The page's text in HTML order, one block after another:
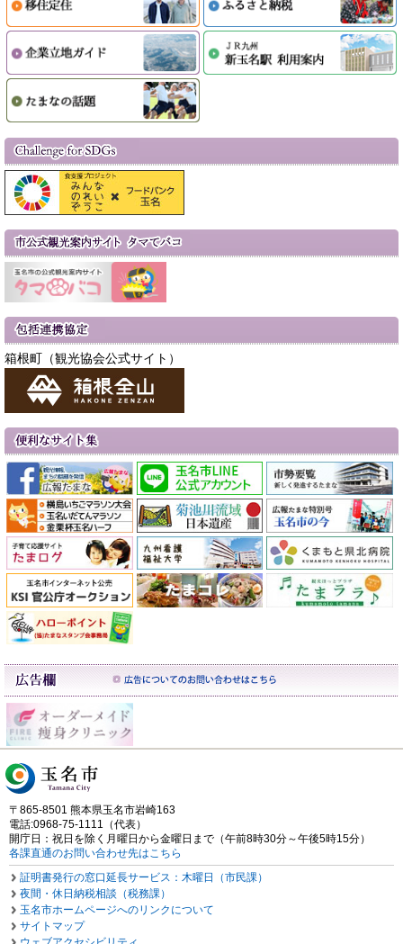
箱根町（観光協会公式サイト）
〒865-8501 熊本県玉名市岩崎163
電話:0968-75-1111（代表）
開庁日：祝日を除く月曜日から金曜日まで（午前8時30分～午後5時15分）
各課直通のお問い合わせ先はこちら
証明書発行の窓口延長サービス：木曜日（市民課）
夜間・休日納税相談（税務課）
玉名市ホームページへのリンクについて
サイトマップ